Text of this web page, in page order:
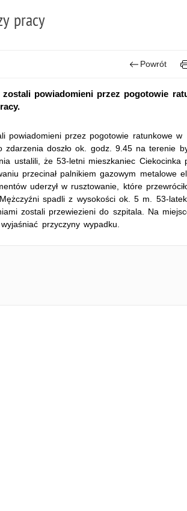
pracy
Powrót
powiadomieni przez pogotowie
powiadomieni przez pogotowie ratunkowe w
doszło ok. godz. 9.45 na terenie
ustalili, że 53-letni mieszkaniec Ciekocinka
przecinał palnikiem gazowym metalowe
uderzył w rusztowanie, które
spadli z wysokości ok. 5 m. 53-latek
zostali przewiezieni do szpitala. Na
przyczyny wypadku.